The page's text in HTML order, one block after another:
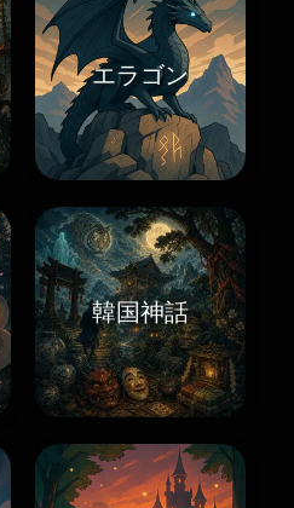
エラゴン
韓国神話